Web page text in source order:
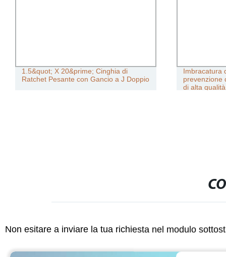
1.5&quot; X 20&prime; Cinghia di
Ratchet Pesante con Gancio a J Doppio
Imbracatura
prevenzione
di alta
Non esitare a inviare la tua richiesta nel modulo